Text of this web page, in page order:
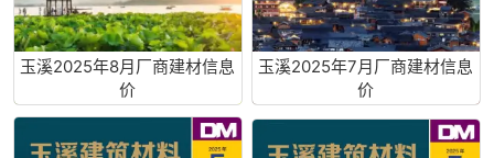
玉溪2025年8月厂商建材信息
价
玉溪2025年7月厂商建材信息
价